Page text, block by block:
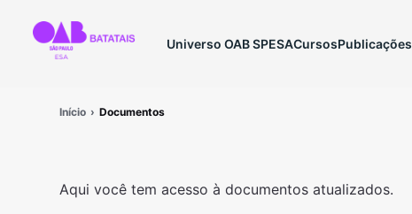
Universo OAB SPESACursosPublicações
Início Documentos
Aqui você tem acesso à documentos atualizados.